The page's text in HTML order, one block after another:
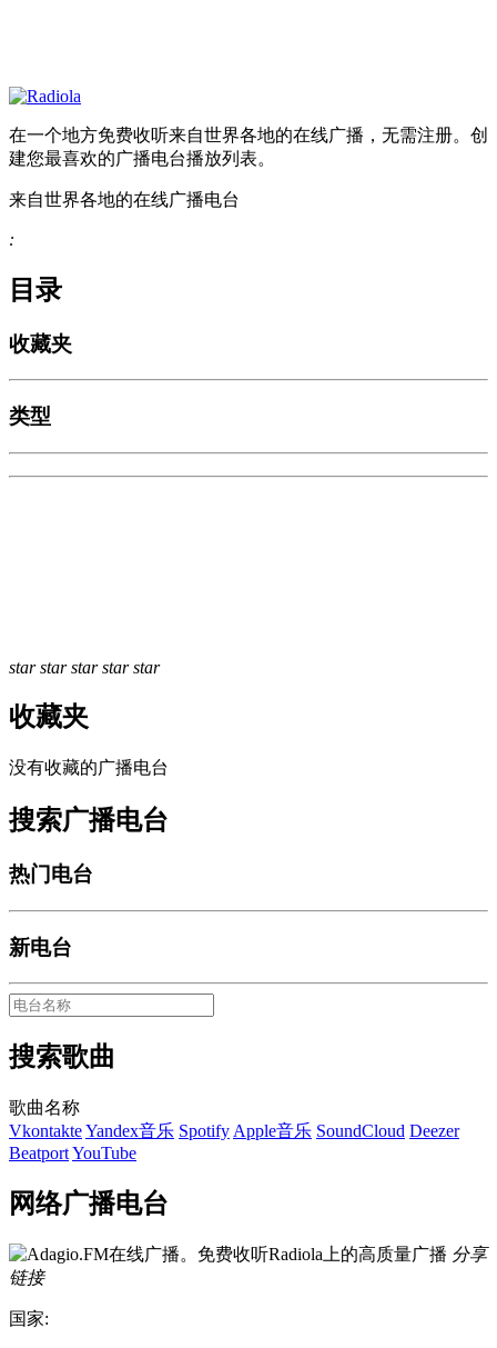
在一个地方免费收听来自世界各地的在线广播，无需注册。创
建您最喜欢的广播电台播放列表。
来自世界各地的在线广播电台
:
目录
收藏夹
类型
star star star star star
收藏夹
没有收藏的广播电台
搜索广播电台
热门电台
新电台
搜索歌曲
歌曲名称
VkontakteYandex音乐 Spotify Apple音乐 SoundCloud Deezer
BeatportYouTube
网络广播电台
分享
链接
国家: